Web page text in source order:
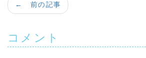
← 前の記事
コメント